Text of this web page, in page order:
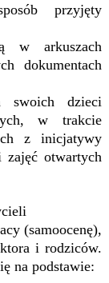
przyjęty
w arkuszach
dokumentach
swoich dzieci
w trakcie
z inicjatywy
otwartych
(samoocenę),
i rodziców.
na podstawie: